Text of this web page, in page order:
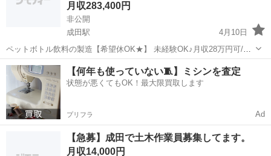
月収283,400円
非公開
成田駅
4月10日
ペットボトル飲料の製造【希望休OK★】 未経験OK♪月収28万円可/シ
フト制/寮完備！ ＊〜〜*〜〜＊〜〜*〜〜＊ ＼＼希望休OK☆／／ 月8
～9日休み！ さらに希望休日 1～2日程度申請OK！ ＊〜〜*...
千葉 富里市 成田駅 未経験
【何年も使っていない🧵】ミシンを査定
状態が悪くてもOK！最大限買取します
プリフラ Ad
【急募】成田で土木作業員募集してます。
月収14,000円